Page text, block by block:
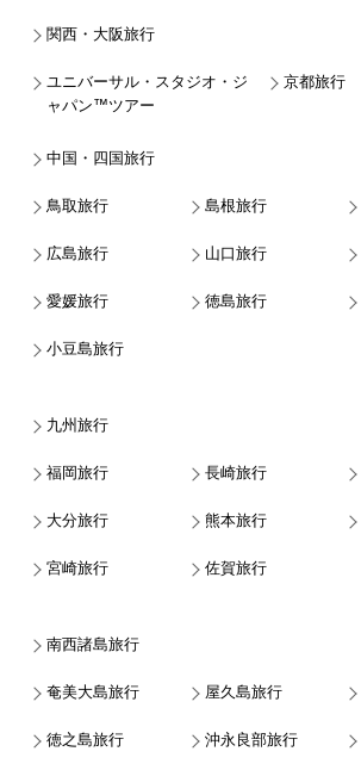
関西・大阪旅行
ユニバーサル・スタジオ・ジ
ャパン™ツアー
京都旅行
中国・四国旅行
鳥取旅行 島根旅行
広島旅行 山口旅行
愛媛旅行 徳島旅行
小豆島旅行
九州旅行
福岡旅行 長崎旅行
大分旅行
熊本旅行
宮崎旅行 佐賀旅行
南西諸島旅行
奄美大島旅行 屋久島旅行
徳之島旅行 沖永良部旅行